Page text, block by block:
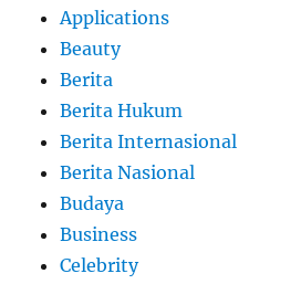
Applications
Beauty
Berita
Berita Hukum
Berita Internasional
Berita Nasional
Budaya
Business
Celebrity